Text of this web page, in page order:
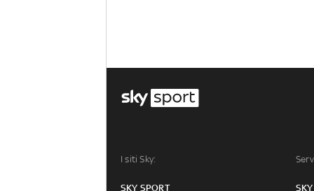
I siti Sky:
SKY SPORT